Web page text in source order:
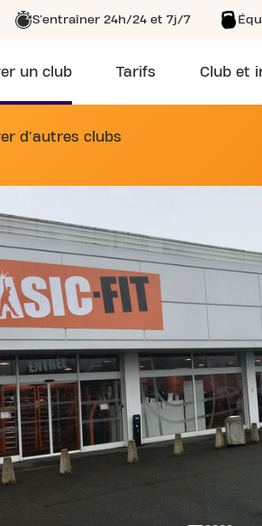
CONTENT
S'entraîner 24h/24 et 7j/7
un club Tarifs Club et
DE SPORT 42
d'autres clubs